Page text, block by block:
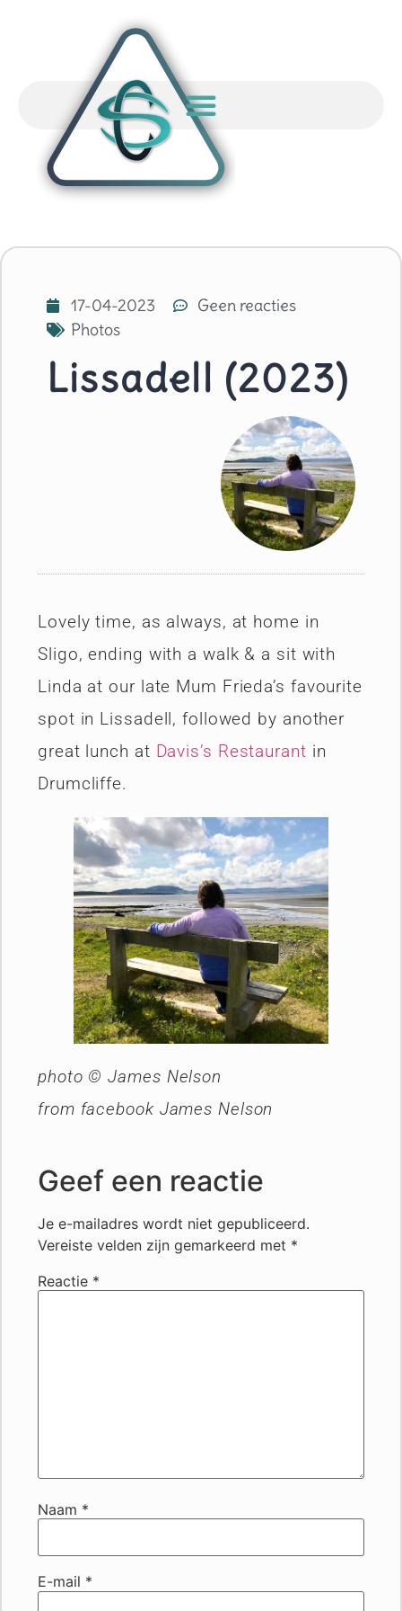
17-04-2023
Geen reacties
Photos
Lissadell (2023)
Lovely time, as always, at home in
Sligo, ending with a walk & a sit with
Linda at our late Mum Frieda’s favourite
spot in Lissadell, followed by another
great lunch at Davis’s Restaurant in
Drumcliffe.
photo © James Nelson
from facebook James Nelson
Geef een reactie
Je e-mailadres wordt niet gepubliceerd.
Vereiste velden zijn gemarkeerd met *
Reactie *
Naam *
E-mail *